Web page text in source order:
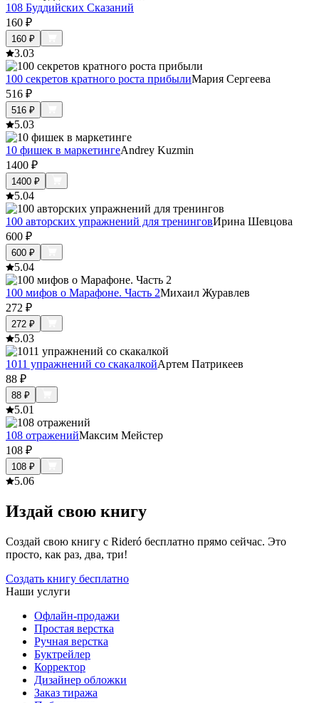
108 Буддийских Сказаний
160 ₽
160 ₽
3.03
100 секретов кратного роста прибылиМария Сергеева
516 ₽
516 ₽
5.03
10 фишек в маркетингеAndrey Kuzmin
1400 ₽
1400 ₽
5.04
100 авторских упражнений для тренинговИрина Шевцова
600 ₽
600 ₽
5.04
100 мифов о Марафоне. Часть 2Михаил Журавлев
272 ₽
272 ₽
5.03
1011 упражнений со скакалкойАртем Патрикеев
88 ₽
88 ₽
5.01
108 отраженийМаксим Мейстер
108 ₽
108 ₽
5.06
Издай свою книгу
Создай свою книгу с Rideró бесплатно прямо сейчас. Это
просто, как раз, два, три!
Создать книгу бесплатно
Наши услуги
Офлайн-продажи
Простая верстка
Ручная верстка
Буктрейлер
Корректор
Дизайнер обложки
Заказ тиража